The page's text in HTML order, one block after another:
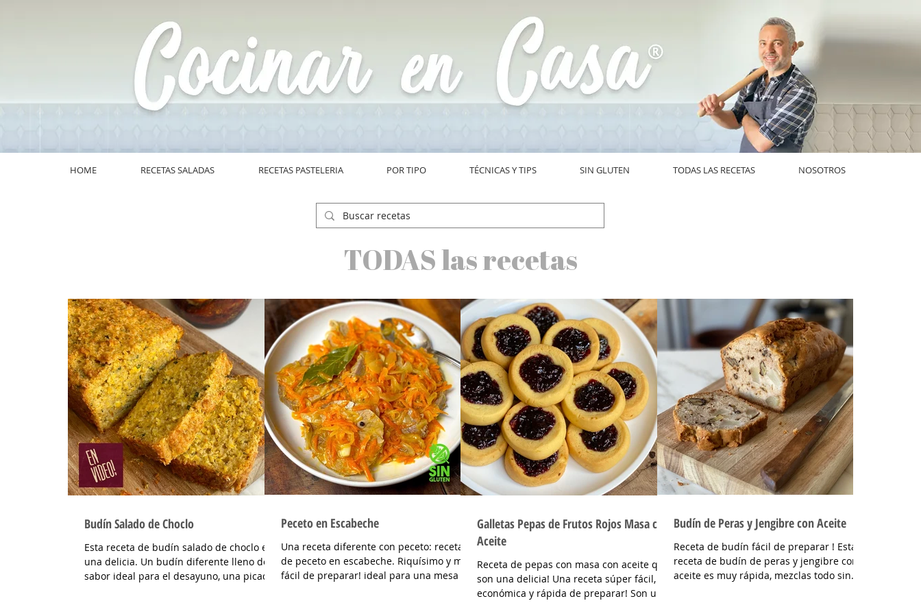
HOME RECETAS SALADAS RECETAS PASTELERIA POR TIPO TÉCNICAS Y TIPS SIN GLUTEN TODAS LAS RECETAS NOSOTROS
TODAS las recetas
Budín Salado de Choclo
Esta receta de budín salado de choclo es
una delicia. Un budín diferente lleno de
sabor ideal para el desayuno, una picada
Peceto en Escabeche
Una receta diferente con peceto: receta
de peceto en escabeche. Riquísimo y muy
fácil de preparar! ideal para una mesa fría
Galletas Pepas de Frutos Rojos Masa con
Aceite
Receta de pepas con masa con aceite que
son una delicia! Una receta súper fácil,
económica y rápida de preparar! Son una
Budín de Peras y Jengibre con Aceite
Receta de budín fácil de preparar ! Esta
receta de budín de peras y jengibre con
aceite es muy rápida, mezclas todo sin